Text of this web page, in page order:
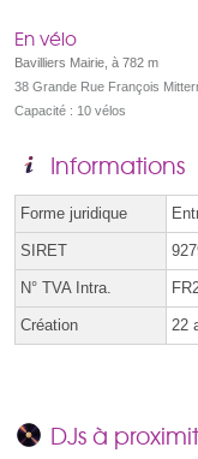
En vélo
Bavilliers Mairie, à 782 m
38 Grande Rue François
Capacité : 10 vélos
Informations
Forme juridique
SIRET
N° TVA Intra.
Création 22
DJs à